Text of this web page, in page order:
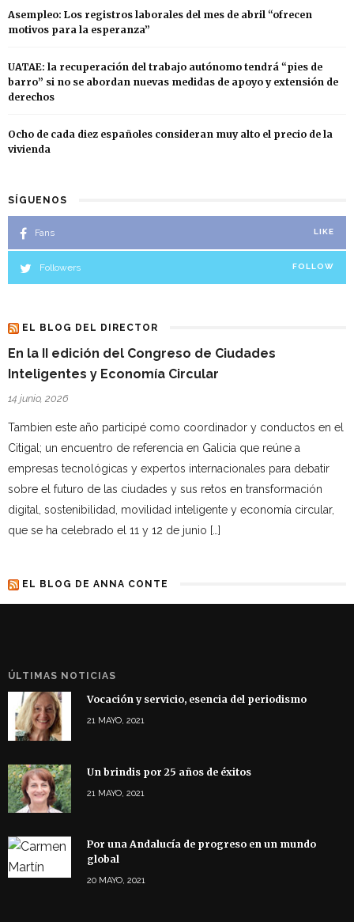
Asempleo: Los registros laborales del mes de abril “ofrecen
motivos para la esperanza”
UATAE: la recuperación del trabajo autónomo tendrá “pies de
barro” si no se abordan nuevas medidas de apoyo y extensión de
derechos
Ocho de cada diez españoles consideran muy alto el precio de la
vivienda
SÍGUENOS
Fans LIKE
Followers FOLLOW
EL BLOG DEL DIRECTOR
En la II edición del Congreso de Ciudades
Inteligentes y Economía Circular
14 junio, 2026
Tambien este año participé como coordinador y conductos en el
Citigal; un encuentro de referencia en Galicia que reúne a
empresas tecnológicas y expertos internacionales para debatir
sobre el futuro de las ciudades y sus retos en transformación
digital, sostenibilidad, movilidad inteligente y economía circular,
que se ha celebrado el 11 y 12 de junio […]
EL BLOG DE ANNA CONTE
ÚLTIMAS NOTICIAS
Vocación y servicio, esencia del periodismo
21 MAYO, 2021
Un brindis por 25 años de éxitos
21 MAYO, 2021
Por una Andalucía de progreso en un mundo
global
20 MAYO, 2021